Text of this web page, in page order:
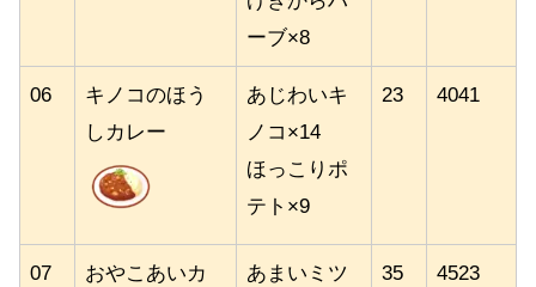
ーブ×8
06
キノコのほう
しカレー
あじわいキ
ノコ×14
ほっこりポ
テト×9
23 4041
07
おやこあいカ
あまいミツ
35 4523